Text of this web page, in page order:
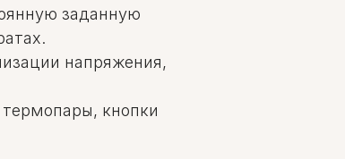
заданную
напряжения,
кнопки